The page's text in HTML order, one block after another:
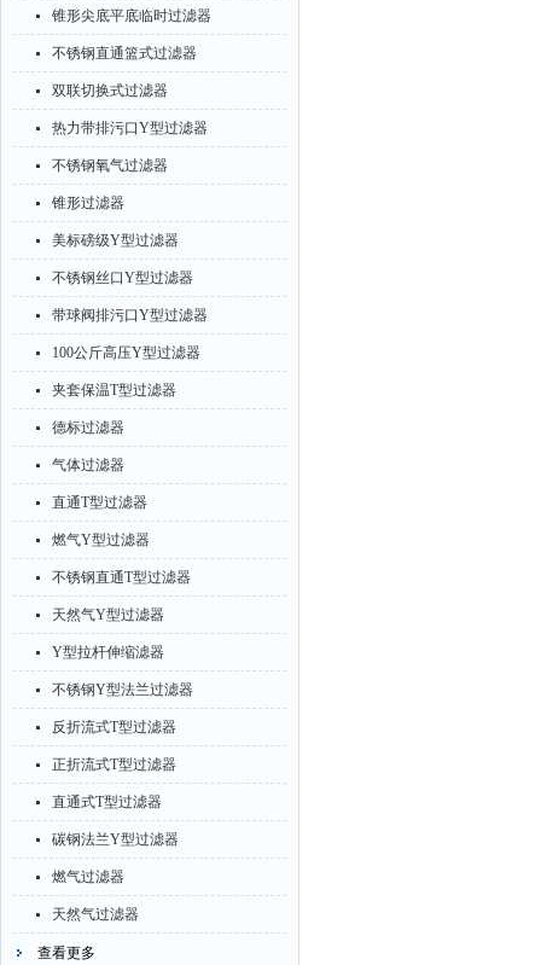
锥形尖底平底临时过滤器
不锈钢直通篮式过滤器
双联切换式过滤器
热力带排污口Y型过滤器
不锈钢氧气过滤器
锥形过滤器
美标磅级Y型过滤器
不锈钢丝口Y型过滤器
带球阀排污口Y型过滤器
100公斤高压Y型过滤器
夹套保温T型过滤器
德标过滤器
气体过滤器
直通T型过滤器
燃气Y型过滤器
不锈钢直通T型过滤器
天然气Y型过滤器
Y型拉杆伸缩滤器
不锈钢Y型法兰过滤器
反折流式T型过滤器
正折流式T型过滤器
直通式T型过滤器
碳钢法兰Y型过滤器
燃气过滤器
天然气过滤器
查看更多